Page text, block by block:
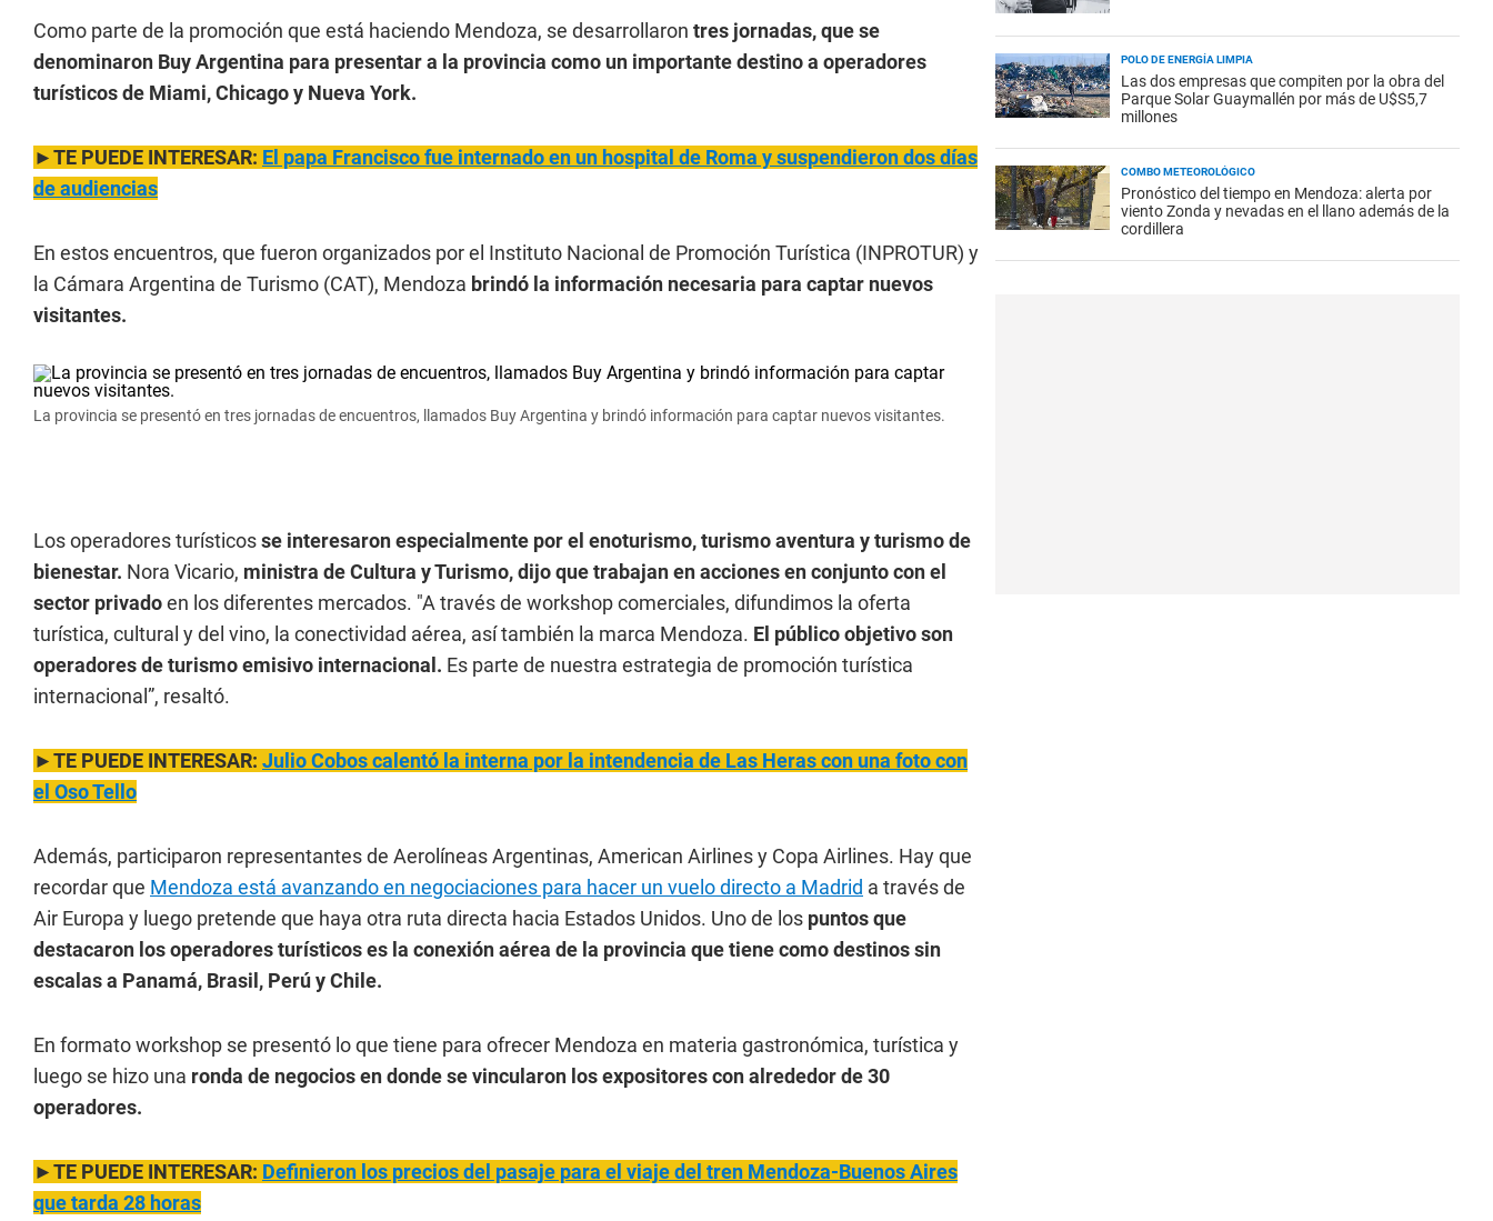
Como parte de la promoción que está haciendo Mendoza, se desarrollaron tres jornadas, que se
denominaron Buy Argentina para presentar a la provincia como un importante destino a operadores
turísticos de Miami, Chicago y Nueva York.
►TE PUEDE INTERESAR: El papa Francisco fue internado en un hospital de Roma y suspendieron dos días
de audiencias
En estos encuentros, que fueron organizados por el Instituto Nacional de Promoción Turística (INPROTUR) y
la Cámara Argentina de Turismo (CAT), Mendoza brindó la información necesaria para captar nuevos
visitantes.
La provincia se presentó en tres jornadas de encuentros, llamados Buy Argentina y brindó información para captar nuevos visitantes.
Los operadores turísticosse interesaron especialmente por el enoturismo, turismo aventura y turismo de
bienestar. Nora Vicario, ministra de Cultura y Turismo, dijo que trabajan en acciones en conjunto con el
sector privadoen los diferentes mercados. "A través de workshop comerciales, difundimos la oferta
turística, cultural y del vino, la conectividad aérea, así también la marca Mendoza. El público objetivo son
operadores de turismo emisivo internacional. Es parte de nuestra estrategia de promoción turística
internacional”, resaltó.
►TE PUEDE INTERESAR: Julio Cobos calentó la interna por la intendencia de Las Heras con una foto con
el Oso Tello
Además, participaron representantes de Aerolíneas Argentinas, American Airlines y Copa Airlines. Hay que
recordar que Mendoza está avanzando en negociaciones para hacer un vuelo directo a Madrid a través de
Air Europa y luego pretende que haya otra ruta directa hacia Estados Unidos. Uno de los puntos que
destacaron los operadores turísticos es la conexión aérea de la provincia que tiene como destinos sin
escalas a Panamá, Brasil, Perú y Chile.
En formato workshop se presentó lo que tiene para ofrecer Mendoza en materia gastronómica, turística y
luego se hizo una ronda de negocios en donde se vincularon los expositores con alrededor de 30
operadores.
►TE PUEDE INTERESAR: Definieron los precios del pasaje para el viaje del tren Mendoza-Buenos Aires
que tarda 28 horas
POLO DE ENERGÍA LIMPIA
Las dos empresas que compiten por la obra del
Parque Solar Guaymallén por más de U$S5,7
millones
COMBO METEOROLÓGICO
Pronóstico del tiempo en Mendoza: alerta por
viento Zonda y nevadas en el llano además de la
cordillera